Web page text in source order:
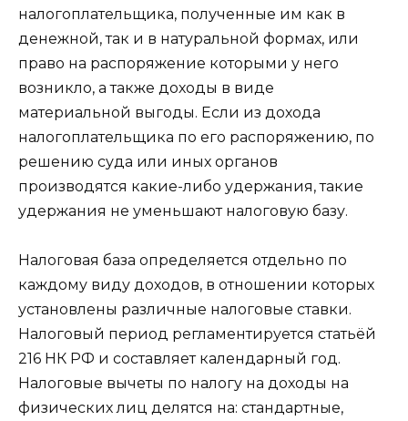
налогоплательщика, полученные им как в
денежной, так и в натуральной формах, или
право на распоряжение которыми у него
возникло, а также доходы в виде
материальной выгоды. Если из дохода
налогоплательщика по его распоряжению, по
решению суда или иных органов
производятся какие-либо удержания, такие
удержания не уменьшают налоговую базу.
Налоговая база определяется отдельно по
каждому виду доходов, в отношении которых
установлены различные налоговые ставки.
Налоговый период регламентируется статьёй
216 НК РФ и составляет календарный год.
Налоговые вычеты по налогу на доходы на
физических лиц делятся на: стандартные,